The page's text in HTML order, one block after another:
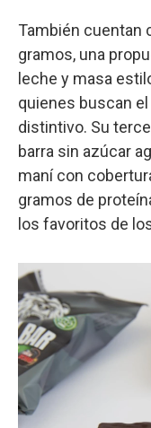
También cuentan
gramos, una
leche y masa
quienes buscan
distintivo. Su
barra sin azúcar
maní con
gramos de
los favoritos de